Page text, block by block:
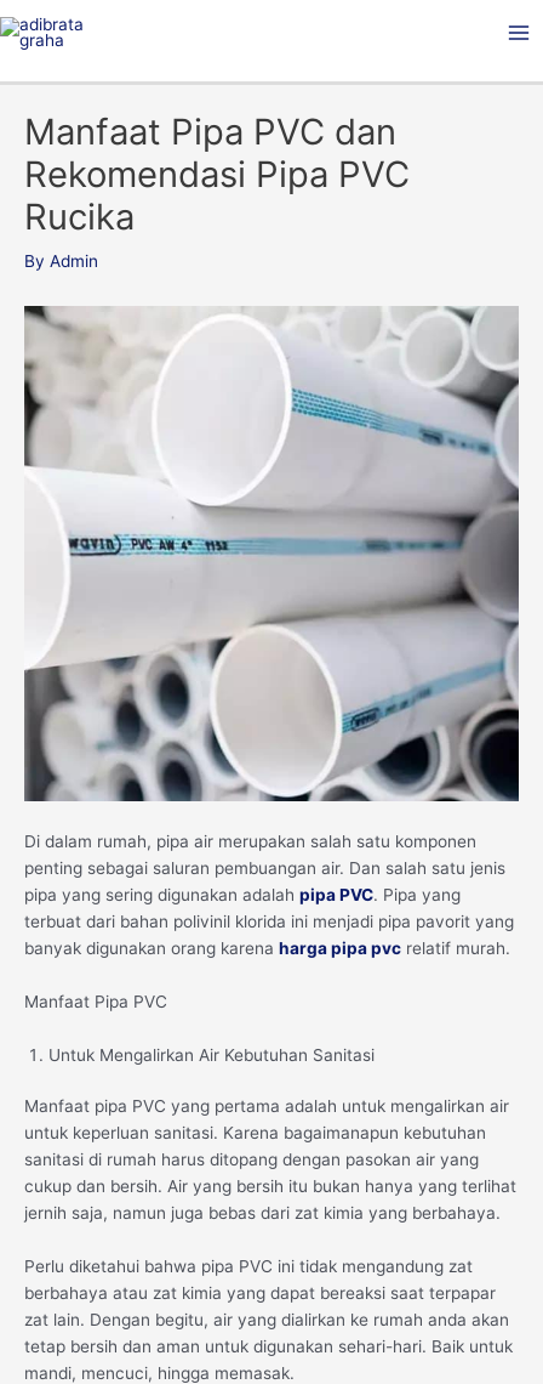
to
Manfaat Pipa PVC dan
Rekomendasi Pipa PVC
Rucika
By Admin
Di dalam rumah, pipa air merupakan salah satu komponen
penting sebagai saluran pembuangan air. Dan salah satu jenis
pipa yang sering digunakan adalah pipa PVC. Pipa yang
terbuat dari bahan polivinil klorida ini menjadi pipa pavorit yang
banyak digunakan orang karena harga pipa pvc relatif murah.
Manfaat Pipa PVC
Untuk Mengalirkan Air Kebutuhan Sanitasi
Manfaat pipa PVC yang pertama adalah untuk mengalirkan air
untuk keperluan sanitasi. Karena bagaimanapun kebutuhan
sanitasi di rumah harus ditopang dengan pasokan air yang
cukup dan bersih. Air yang bersih itu bukan hanya yang terlihat
jernih saja, namun juga bebas dari zat kimia yang berbahaya.
Perlu diketahui bahwa pipa PVC ini tidak mengandung zat
berbahaya atau zat kimia yang dapat bereaksi saat terpapar
zat lain. Dengan begitu, air yang dialirkan ke rumah anda akan
tetap bersih dan aman untuk digunakan sehari-hari. Baik untuk
mandi, mencuci, hingga memasak.